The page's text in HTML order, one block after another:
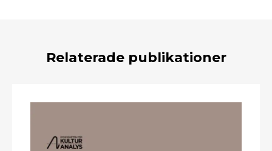
Relaterade publikationer